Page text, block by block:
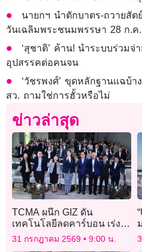
นายกฯ นำตักบาตร-ถวายสัต
วันเฉลิมพระชนมพรรษา 28 ก.ค
‘สุชาติ’ ค้าน! นำระบบร่วมจ่
อุปสรรคต่อคนจน
‘วัชรพงศ์’ ขุดหลักฐานแฉบ้า
สว. ถามใช่การฮั้วหรือไม่
ข่าวล่าสุด
TCMA ผนึก GIZ ดัน
เทคโนโลยีลดคาร์บอน เร่ง
ปูนไทยสู่ Net Zero 2050
31 กรกฎาคม 2569 9:00 น.